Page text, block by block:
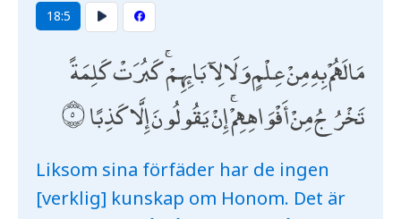
18:5
مَا لَهُمْ بِهِ مِنْ عِلْمٍ وَلَا لِآبَائِهِمْ ۚ كَبُرَتْ كَلِمَةً
تَخْرُجُ مِنْ أَفْوَاهِهِمْ ۚ إِنْ يَقُولُونَ إِلَّا كَذِبًا
Liksom sina förfäder har de ingen
[verklig] kunskap om Honom. Det är